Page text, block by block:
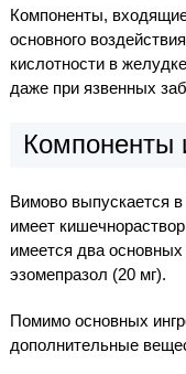
Компоненты,
основного
кислотности в
даже при язвенных
Компоненты
Вимово выпускается
имеет
имеется два
эзомепразол (20 мг).
Помимо основных
дополнительные